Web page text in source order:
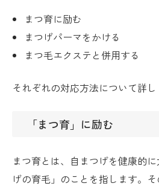
まつ育に励む
まつげパーマをかける
まつ毛エクステと併用する
それぞれの対応方法について詳し
「まつ育」に励む
まつ育とは、自まつげを健康的
げの育毛」のことを指します。